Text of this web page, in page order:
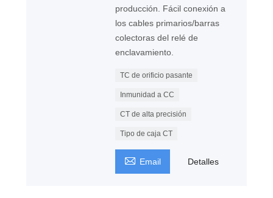
producción. Fácil conexión a
los cables primarios/barras
colectoras del relé de
enclavamiento.
TC de orificio pasante
Inmunidad a CC
CT de alta precisión
Tipo de caja CT
 Email Detalles